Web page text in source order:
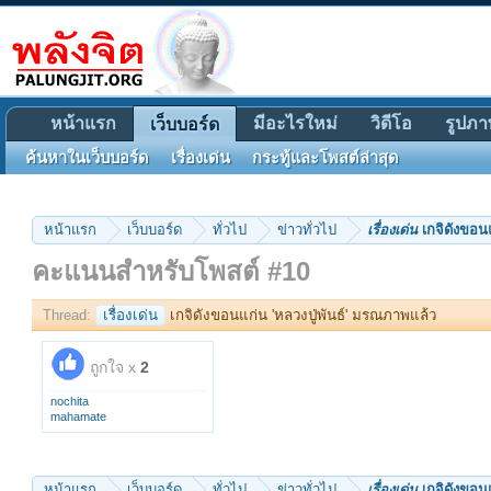
หน้าแรก เว็บบอร์ด ทั่วไป ข่าวทั่วไป เรื่องเด่นเกจิดังขอ
คะแนนสำหรับโพสต์ #10
Thread: เรื่องเด่น เกจิดังขอนแก่น 'หลวงปู่พันธ์' มรณภาพแล้ว
ถูกใจ x 2
nochita
mahamate
หน้าแรก เว็บบอร์ด
ค้นหาในเว็บบอร์ด เรื่องเด่น กระทู้และโพสต์ล่าสุด
มีอะไรใหม่ วิดีโอ รูปภ